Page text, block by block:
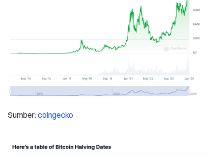
Sumber:coingecko